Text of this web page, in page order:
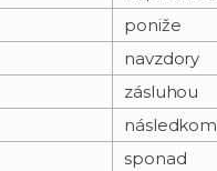
poniže
navzdory
zásluhou
následkom
sponad